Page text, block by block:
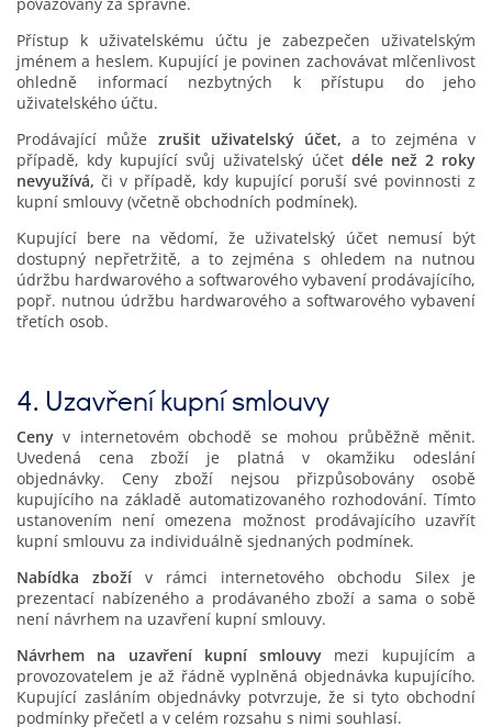
považovány za správné.
Přístup k uživatelskému účtu je zabezpečen uživatelským
jménem a heslem. Kupující je povinen zachovávat mlčenlivost
ohledně informací nezbytných k přístupu do jeho
uživatelského účtu.
Prodávající může zrušit uživatelský účet, a to zejména v
případě, kdy kupující svůj uživatelský účet déle než 2 roky
nevyužívá, či v případě, kdy kupující poruší své povinnosti z
kupní smlouvy (včetně obchodních podmínek).
Kupující bere na vědomí, že uživatelský účet nemusí být
dostupný nepřetržitě, a to zejména s ohledem na nutnou
údržbu hardwarového a softwarového vybavení prodávajícího,
popř. nutnou údržbu hardwarového a softwarového vybavení
třetích osob.
4. Uzavření kupní smlouvy
Ceny v internetovém obchodě se mohou průběžně měnit.
Uvedená cena zboží je platná v okamžiku odeslání
objednávky. Ceny zboží nejsou přizpůsobovány osobě
kupujícího na základě automatizovaného rozhodování. Tímto
ustanovením není omezena možnost prodávajícího uzavřít
kupní smlouvu za individuálně sjednaných podmínek.
Nabídka zboží v rámci internetového obchodu Silex je
prezentací nabízeného a prodávaného zboží a sama o sobě
není návrhem na uzavření kupní smlouvy.
Návrhem na uzavření kupní smlouvy mezi kupujícím a
provozovatelem je až řádně vyplněná objednávka kupujícího.
Kupující zasláním objednávky potvrzuje, že si tyto obchodní
podmínky přečetl a v celém rozsahu s nimi souhlasí.